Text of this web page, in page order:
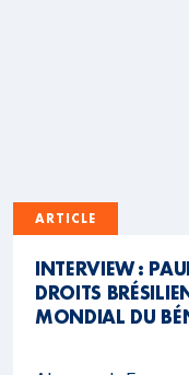
ARTICLE
INTERVIEW :
DROITS
MONDIAL DU